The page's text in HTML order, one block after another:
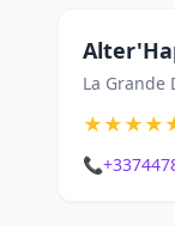
La Grande
★★★★
📞